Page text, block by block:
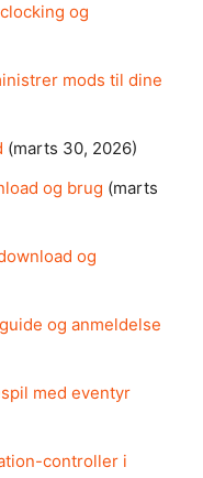
og
mods til dine
(marts 30, 2026)
og brug (marts
og
og anmeldelse
med eventyr
controller i